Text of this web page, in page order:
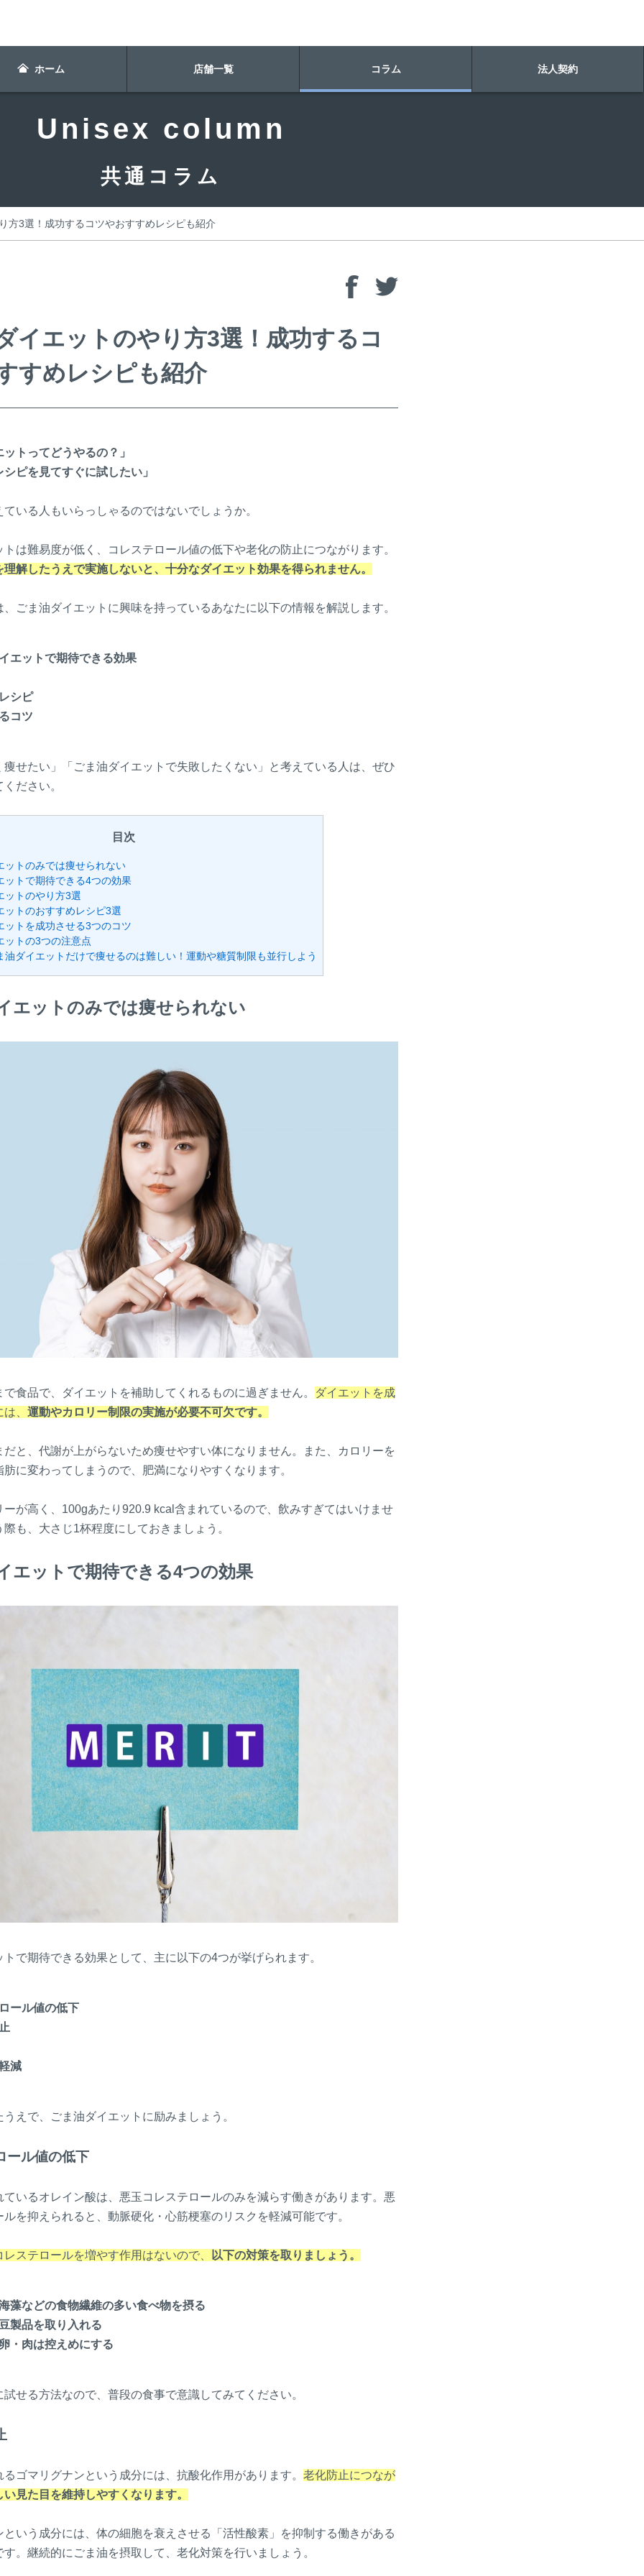
ホーム 店舗一覧 コラム 法人契約
Unisex column
共通コラム
方3選！成功するコツやおすすめレシピも紹介
イエットのやり方3選！成功するコ
すめレシピも紹介
トってどうやるの？」
ピを見てすぐに試したい」
いる人もいらっしゃるのではないでしょうか。
は難易度が低く、
コレステロール値の低下や老化の防止につながります。
理解したうえで実施しないと、十分なダイエット効果を得られません。
ごま油ダイエットに興味を持っているあなたに以下の情報を解説します。
エットで期待できる効果
シピ
コツ
痩せたい」「ごま油ダイエットで失敗したくない」と考えている人は、ぜひ
ださい。
目次
ットのみでは痩せられない
ットで期待できる4つの効果
ットのやり方3選
ットのおすすめレシピ3選
ットを成功させる3つのコツ
ットの3つの注意点
油ダイエットだけで痩せるのは難しい！運動や糖質制限も並行しよう
エットのみでは痩せられない
食品で、ダイエットを補助してくれるものに過ぎません。
ダイエットを成
、 運動やカロリー制限の実施が必要不可欠です。
だと、代謝が上がらないため痩せやすい体になりません。また、カロリーを
に変わってしまうので、肥満になりやすくなります。
ーが高く、100gあたり920.9 kcal含まれているので、飲みすぎてはいけませ
も、大さじ1杯程度にしておきましょう。
エットで期待できる4つの効果
で期待できる効果として、主に以下の4つが挙げられます。
ール値の低下
減
えで、ごま油ダイエットに励みましょう。
ール値の低下
ているオレイン酸は、悪玉コレステロールのみを減らす働きがあります。悪
を抑えられると、動脈硬化・心筋梗塞のリスクを軽減可能です。
ステロールを増やす作用はないので、 以下の対策を取りましょう。
藻などの食物繊維の多い食べ物を摂る
製品を取り入れる
・肉は控えめにする
せる方法なので、普段の食事で意識してみてください。
ゴマリグナンという成分には、抗酸化作用があります。 老化防止につなが
い見た目を維持しやすくなります。
という成分には、体の細胞を衰えさせる「活性酸素」を抑制する働きがある
。継続的にごま油を摂取して、老化対策を行いましょう。